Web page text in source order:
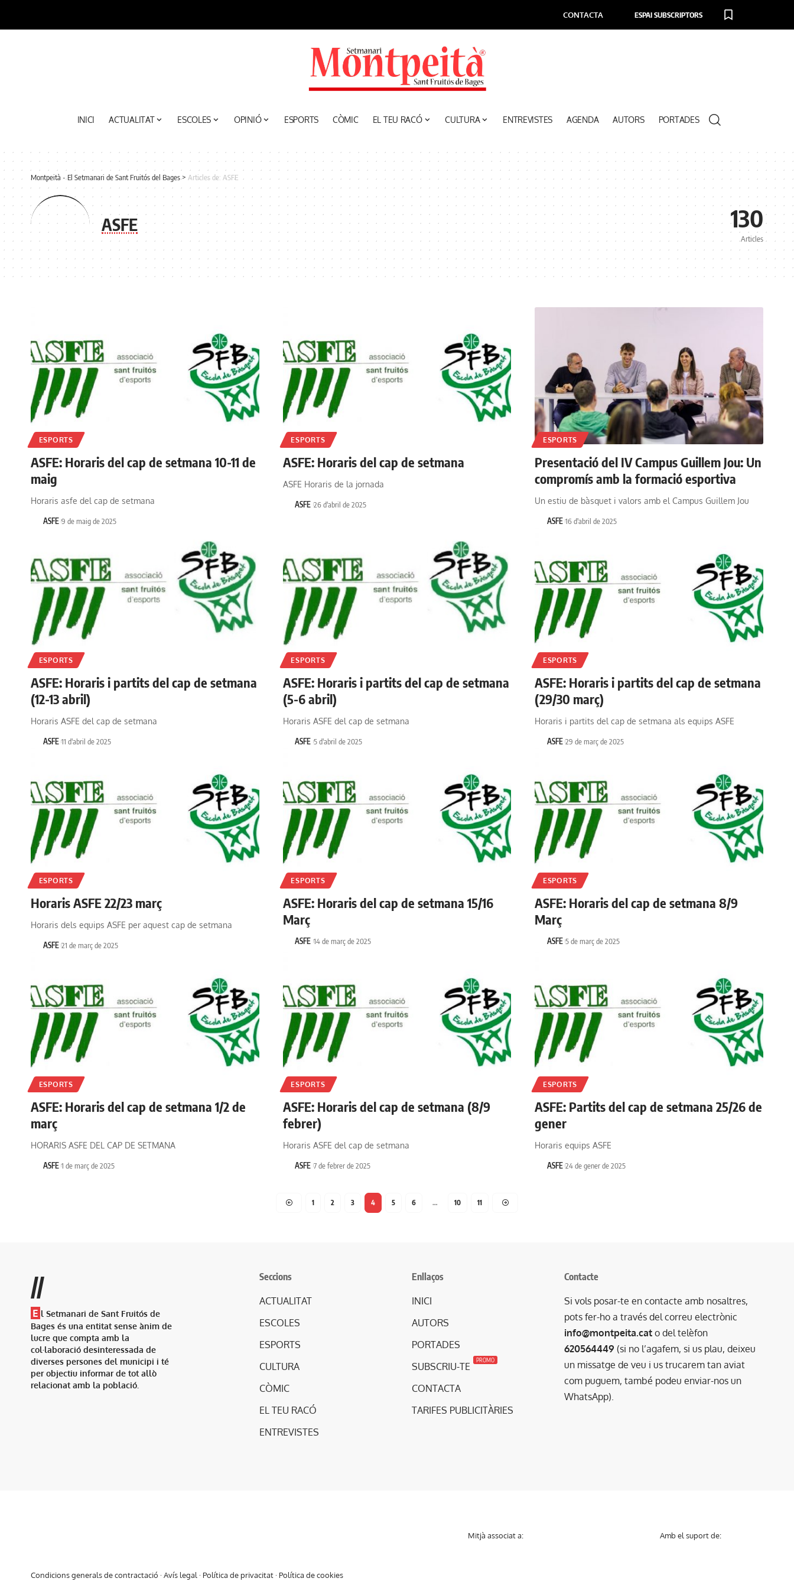
CONTACTA ESPAI SUBSCRIPTORS
INICI ACTUALITAT ESCOLES OPINIÓ ESPORTS CÒMIC EL TEU RACÓ CULTURA ENTREVISTES AGENDA AUTORS PORTADES
Montpeità - El Setmanari de Sant Fruitós del Bages> Articles de: ASFE
ASFE 130
Articles
ESPORTS
ASFE: Horaris del cap de setmana 10-11 de
maig
Horaris asfe del cap de setmana
ASFE 9 de maig de 2025
ESPORTS
ASFE: Horaris del cap de setmana
ASFE Horaris de la jornada
ASFE 26 d'abril de 2025
ESPORTS
Presentació del IV Campus Guillem Jou: Un
compromís amb la formació esportiva
Un estiu de bàsquet i valors amb el Campus Guillem Jou
ASFE 16 d'abril de 2025
ESPORTS
ASFE: Horaris i partits del cap de setmana
(12-13 abril)
Horaris ASFE del cap de setmana
ASFE 11 d'abril de 2025
ESPORTS
ASFE: Horaris i partits del cap de setmana
(5-6 abril)
Horaris ASFE del cap de setmana
ASFE 5 d'abril de 2025
ESPORTS
ASFE: Horaris i partits del cap de setmana
(29/30 març)
Horaris i partits del cap de setmana als equips ASFE
ASFE 29 de març de 2025
ESPORTS
Horaris ASFE 22/23 març
Horaris dels equips ASFE per aquest cap de setmana
ASFE 21 de març de 2025
ESPORTS
ASFE: Horaris del cap de setmana 15/16
Març
ASFE 14 de març de 2025
ESPORTS
ASFE: Horaris del cap de setmana 8/9
Març
ASFE 5 de març de 2025
ESPORTS
ASFE: Horaris del cap de setmana 1/2 de
març
HORARIS ASFE DEL CAP DE SETMANA
ASFE 1 de març de 2025
ESPORTS
ASFE: Horaris del cap de setmana (8/9
febrer)
Horaris ASFE del cap de setmana
ASFE 7 de febrer de 2025
ESPORTS
ASFE: Partits del cap de setmana 25/26 de
gener
Horaris equips ASFE
ASFE 24 de gener de 2025
1 2 3 4 5 6 … 10 11
//
E l Setmanari de Sant Fruitós de
Bages és una entitat sense ànim de
lucre que compta amb la
col·laboració desinteressada de
diverses persones del municipi i té
per objectiu informar de tot allò
relacionat amb la població.
Seccions
ACTUALITAT
ESCOLES
ESPORTS
CULTURA
CÒMIC
EL TEU RACÓ
ENTREVISTES
Enllaços
INICI
AUTORS
PORTADES
SUBSCRIU-TE
PROMO
CONTACTA
TARIFES PUBLICITÀRIES
Contacte
Si vols posar-te en contacte amb nosaltres,
pots fer-ho a través del correu electrònic
info@montpeita.cat o del telèfon
620564449 (si no l’agafem, si us plau, deixeu
un missatge de veu i us trucarem tan aviat
com puguem, també podeu enviar-nos un
WhatsApp).
Condicions generals de contractació · Avís legal · Política de privacitat · Política de cookies
Mitjà associat a: Amb el suport de: